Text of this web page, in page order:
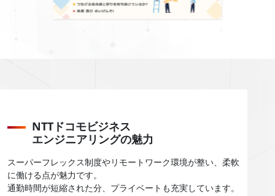
NTTドコモビジネス
エンジニアリングの魅力
スーパーフレックス制度やリモートワーク環境が整い、柔軟
に働ける点が魅力です。
通勤時間が短縮された分、プライベートも充実しています。